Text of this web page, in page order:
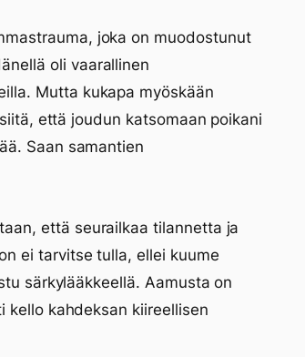
joka on muodostunut
oli vaarallinen
Mutta kukapa myöskään
että joudun katsomaan poikani
Saan samantien
että seurailkaa tilannetta ja
ei tarvitse tulla, ellei kuume
särkylääkkeellä. Aamusta on
kello kahdeksan kiireellisen